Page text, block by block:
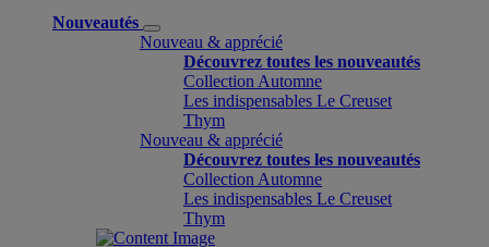
Nouveautés
Nouveau & apprécié
Découvrez toutes les nouveautés
Collection Automne
Les indispensables Le Creuset
Thym
Nouveau & apprécié
Découvrez toutes les nouveautés
Collection Automne
Les indispensables Le Creuset
Thym